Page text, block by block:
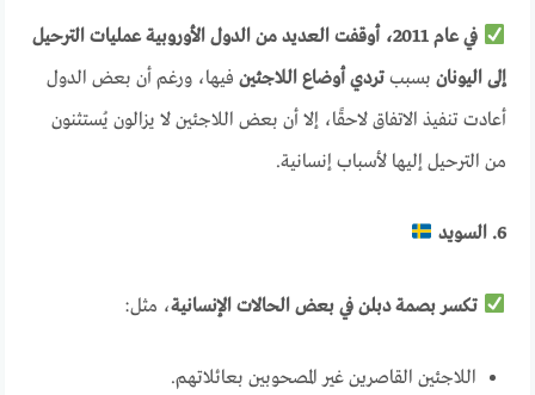
في عام 2011، أوقفت العديد من الدول الأوروبية عمليات الترحيل
إلى اليونان بسببتردي أوضاع اللاجئين فيها، ورغم أن بعض الدول
أعادت تنفيذ الاتفاق لاحقًا، إلا أن بعض اللاجئين لا يزالون يُستثنون
من الترحيل إليها لأسباب إنسانية.
6. السويد
تكسر بصمة دبلن في بعض الحالات الإنسانية، مثل:
اللاجئين القاصرين غير المصحوبين بعائلاتهم.